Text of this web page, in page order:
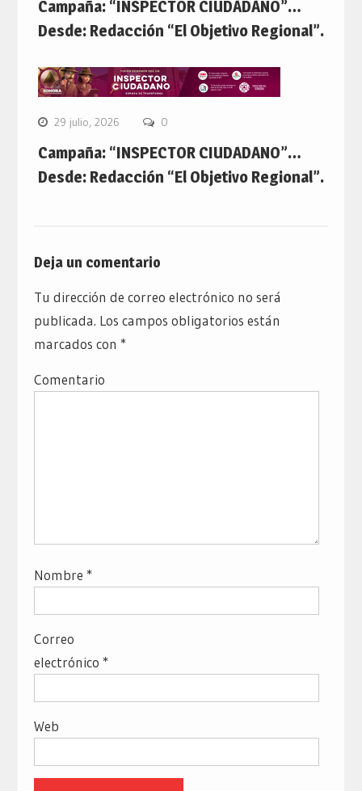
Campaña: “INSPECTOR CIUDADANO”…
Desde: Redacción “El Objetivo Regional”.
29 julio, 2026 0
Campaña: “INSPECTOR CIUDADANO”…
Desde: Redacción “El Objetivo Regional”.
Deja un comentario
Tu dirección de correo electrónico no será
publicada. Los campos obligatorios están
marcados con *
Comentario
Nombre *
Correo
electrónico *
Web